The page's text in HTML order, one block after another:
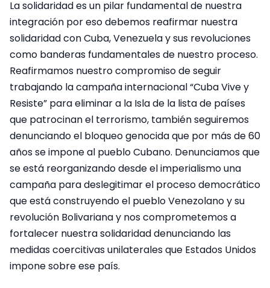
La solidaridad es un pilar fundamental de nuestra
integración por eso debemos reafirmar nuestra
solidaridad con Cuba, Venezuela y sus revoluciones
como banderas fundamentales de nuestro proceso.
Reafirmamos nuestro compromiso de seguir
trabajando la campaña internacional “Cuba Vive y
Resiste” para eliminar a la Isla de la lista de países
que patrocinan el terrorismo, también seguiremos
denunciando el bloqueo genocida que por más de 60
años se impone al pueblo Cubano. Denunciamos que
se está reorganizando desde el imperialismo una
campaña para deslegitimar el proceso democrático
que está construyendo el pueblo Venezolano y su
revolución Bolivariana y nos comprometemos a
fortalecer nuestra solidaridad denunciando las
medidas coercitivas unilaterales que Estados Unidos
impone sobre ese país.